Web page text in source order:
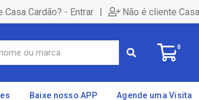
Casa Cardão? - Entrar | Não é cliente
0
Baixe nosso APP Agende uma Visita